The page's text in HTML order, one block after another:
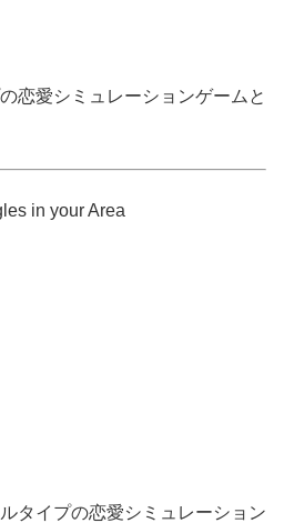
恋愛シミュレーションゲームと
in your Area
タイプの恋愛シミュレーション